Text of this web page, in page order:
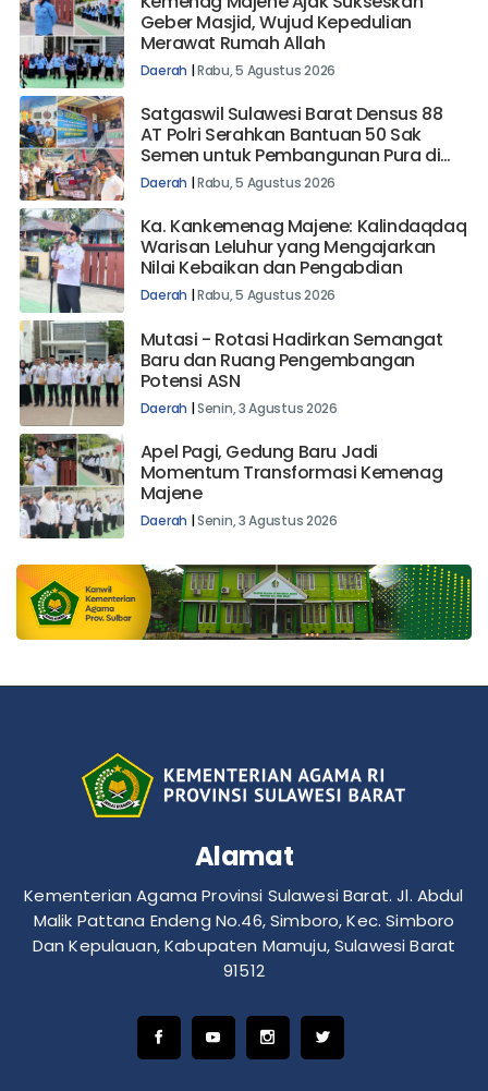
Kemenag Majene Ajak Sukseskan
Geber Masjid, Wujud Kepedulian
Merawat Rumah Allah
Rabu, 5 Agustus 2026
Satgaswil Sulawesi Barat Densus 88
AT Polri Serahkan Bantuan 50 Sak
Semen untuk Pembangunan Pura di
Mehalaan Barat
Rabu, 5 Agustus 2026
Ka. Kankemenag Majene: Kalindaqdaq
Warisan Leluhur yang Mengajarkan
Nilai Kebaikan dan Pengabdian
Rabu, 5 Agustus 2026
Mutasi - Rotasi Hadirkan Semangat
Baru dan Ruang Pengembangan
Potensi ASN
Senin, 3 Agustus 2026
Apel Pagi, Gedung Baru Jadi
Momentum Transformasi Kemenag
Majene
Senin, 3 Agustus 2026
Alamat
Kementerian Agama Provinsi Sulawesi Barat. Jl. Abdul
Malik Pattana Endeng No.46, Simboro, Kec. Simboro
Dan Kepulauan, Kabupaten Mamuju, Sulawesi Barat